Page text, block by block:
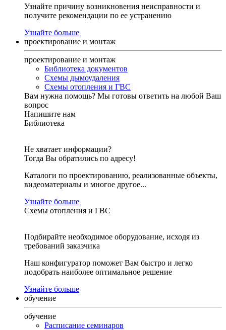
Узнайте причину возникновения неисправности и
получите рекомендации по ее устранению
Узнайте больше
проектирование и монтаж
проектирование и монтаж
Библиотека документов
Схемы дымоудаления
Схемы отопления и ГВС
Вам нужна помощь? Мы готовы ответить на любой Ваш
вопрос
Напишите нам
Библиотека
Не хватает информации?
Тогда Вы обратились по адресу!
Каталоги по проектированию, реализованные объекты,
видеоматериалы и многое другое...
Узнайте больше
Схемы отопления и ГВС
Подбирайте необходимое оборудование, исходя из
требований заказчика
Наш конфигуратор поможет Вам быстро и легко
подобрать наиболее оптимальное решение
Узнайте больше
обучение
обучение
Расписание семинаров